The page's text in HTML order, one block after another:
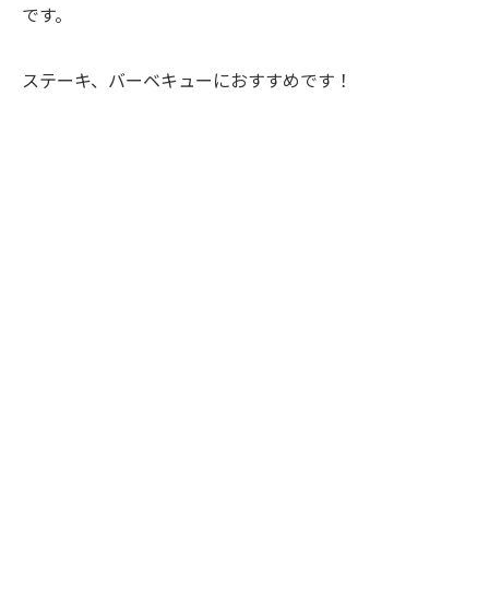
です。
ステーキ、バーベキューにおすすめです！